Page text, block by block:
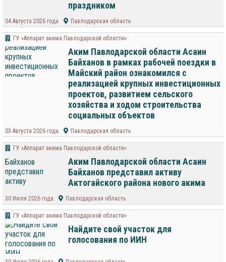
праздником
04 Августа 2026 года Павлодарская область
ГУ «Аппарат акима Павлодарской области»
Аким Павлодарской области Асаин
Байханов в рамках рабочей поездки в
Майский район ознакомился с
реализацией крупных инвестиционных
проектов, развитием сельского
хозяйства и ходом строительства
социальных объектов
03 Августа 2026 года Павлодарская область
ГУ «Аппарат акима Павлодарской области»
Аким Павлодарской области Асаин
Байханов представил активу
Актогайского района нового акима
30 Июля 2026 года Павлодарская область
ГУ «Аппарат акима Павлодарской области»
Найдите свой участок для
голосования по ИИН